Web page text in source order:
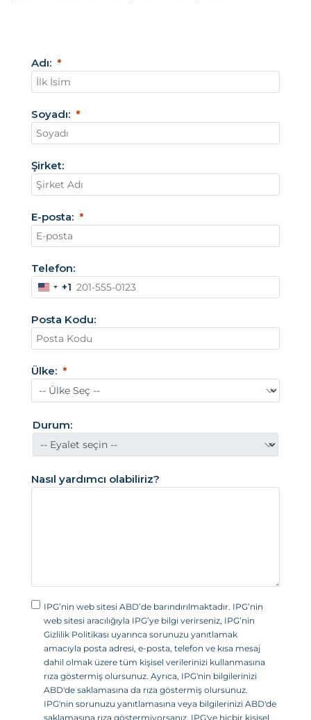
Adı:
Soyadı:
Şirket:
E-posta:
Telefon:
A
e
r
k
a
i
r
e
l
e
t
e
r
+1
Posta Kodu:
Ülke:
Durum:
Nasıl yardımcı olabiliriz?
IPG’nin web sitesi ABD’de barındırılmaktadır. IPG’nin
web sitesi aracılığıyla IPG’ye bilgi verirseniz, IPG’nin
Gizlilik Politikası uyarınca sorunuzu yanıtlamak
amacıyla posta adresi, e-posta, telefon ve kısa mesaj
dahil olmak üzere tüm kişisel verilerinizi kullanmasına
rıza göstermiş olursunuz. Ayrıca, IPG'nin bilgilerinizi
ABD'de saklamasına da rıza göstermiş olursunuz.
IPG'nin sorunuzu yanıtlamasına veya bilgilerinizi ABD'de
saklamasına rıza göstermiyorsanız, IPG'ye hiçbir kişisel